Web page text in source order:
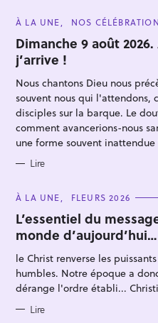
C
T
E
G
O
R
I
E
S
À LA UNE NOS
Dimanche 9 août
j’arrive !
Nous chantons Dieu nous
souvent nous qui l'attendons,
disciples sur la barque. Le
comment avancerions-nous
une forme souvent inattendue
Lire
C
T
E
G
O
R
I
E
S
À LA UNE FLEURS 2026
L’essentiel du
monde d’aujourd’hui…
le Christ renverse les
humbles. Notre époque a
dérange l'ordre établi...
Lire
R
c
h
e
c
h
e